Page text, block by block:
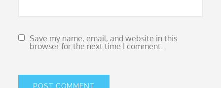
Save my name, email, and website in this
browser for the next time I comment.